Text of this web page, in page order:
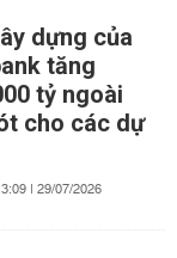
dựng của
tăng
tỷ ngoài
cho các dự
| 29/07/2026